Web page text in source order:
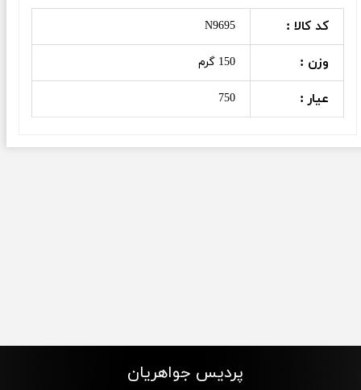
کد کالا : N9695
وزن : 150 گرم
عیار : 750
پردیس جواهریان